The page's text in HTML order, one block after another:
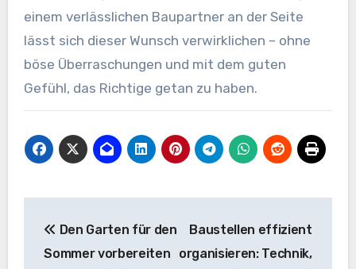
einem verlässlichen Baupartner an der Seite
lässt sich dieser Wunsch verwirklichen – ohne
böse Überraschungen und mit dem guten
Gefühl, das Richtige getan zu haben.
Den Garten für den
Sommer vorbereiten
Baustellen effizient
organisieren: Technik,